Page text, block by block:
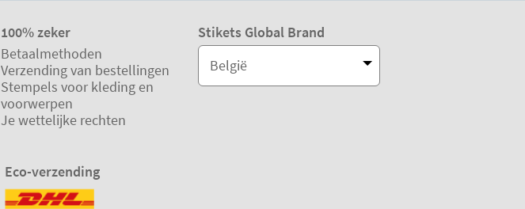
100% zeker
Betaalmethoden
Verzending van bestellingen
Stempels voor kleding en
voorwerpen
Je wettelijke rechten
Stikets Global Brand
België
Eco-verzending